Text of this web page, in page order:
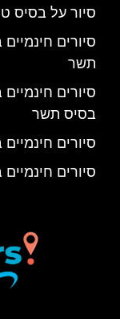
סיור על בסיס
סיורים
תשר
סיורים
בסיס תשר
סיורים חינמיים
סיורים